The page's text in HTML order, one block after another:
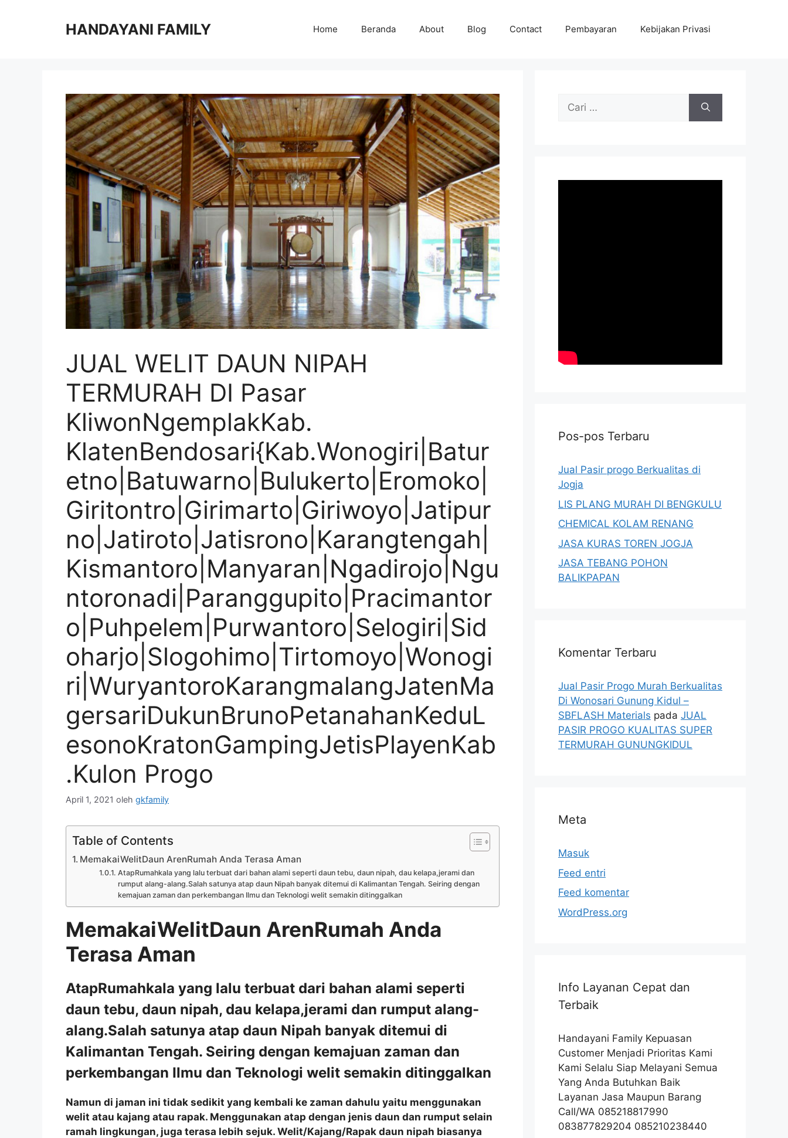
HANDAYANI FAMILY Home Beranda About Blog Contact Pembayaran Kebijakan Privasi
JUAL WELIT DAUN NIPAH
TERMURAH DI Pasar
KliwonNgemplakKab.
KlatenBendosari{Kab.Wonogiri|Batur
etno|Batuwarno|Bulukerto|Eromoko|
Giritontro|Girimarto|Giriwoyo|Jatipur
no|Jatiroto|Jatisrono|Karangtengah|
Kismantoro|Manyaran|Ngadirojo|Ngu
ntoronadi|Paranggupito|Pracimantor
o|Puhpelem|Purwantoro|Selogiri|Sid
oharjo|Slogohimo|Tirtomoyo|Wonogi
ri|WuryantoroKarangmalangJatenMa
gersariDukunBrunoPetanahanKeduL
esonoKratonGampingJetisPlayenKab
.Kulon Progo
April 1, 2021 oleh gkfamily
Table of Contents
MemakaiWelitDaun ArenRumah Anda Terasa Aman
AtapRumahkala yang lalu terbuat dari bahan alami seperti daun tebu, daun nipah, dau kelapa,jerami dan
rumput alang-alang.Salah satunya atap daun Nipah banyak ditemui di Kalimantan Tengah. Seiring dengan
kemajuan zaman dan perkembangan Ilmu dan Teknologi welit semakin ditinggalkan
MemakaiWelitDaun ArenRumah Anda
Terasa Aman
AtapRumahkala yang lalu terbuat dari bahan alami seperti
daun tebu, daun nipah, dau kelapa,jerami dan rumput alang-
alang.Salah satunya atap daun Nipah banyak ditemui di
Kalimantan Tengah. Seiring dengan kemajuan zaman dan
perkembangan Ilmu dan Teknologi welit semakin ditinggalkan
Namun di jaman ini tidak sedikit yang kembali ke zaman dahulu yaitu menggunakan
welit atau kajang atau rapak. Menggunakan atap dengan jenis daun dan rumput selain
ramah lingkungan, juga terasa lebih sejuk. Welit/Kajang/Rapak daun nipah biasanya
Cari
Pos-pos Terbaru
Jual Pasir progo Berkualitas di
Jogja
LIS PLANG MURAH DI BENGKULU
CHEMICAL KOLAM RENANG
JASA KURAS TOREN JOGJA
JASA TEBANG POHON
BALIKPAPAN
Komentar Terbaru
Jual Pasir Progo Murah Berkualitas
Di Wonosari Gunung Kidul –
SBFLASH Materials pada JUAL
PASIR PROGO KUALITAS SUPER
TERMURAH GUNUNGKIDUL
Meta
Masuk
Feed entri
Feed komentar
WordPress.org
Info Layanan Cepat dan
Terbaik
Handayani Family Kepuasan
Customer Menjadi Prioritas Kami
Kami Selalu Siap Melayani Semua
Yang Anda Butuhkan Baik
Layanan Jasa Maupun Barang
Call/WA 085218817990
083877829204 085210238440